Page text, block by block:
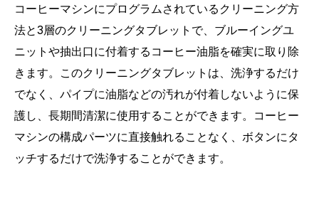
コーヒーマシンにプログラムされているクリーニング方
法と3層のクリーニングタブレットで、ブルーイングユ
ニットや抽出口に付着するコーヒー油脂を確実に取り除
きます。このクリーニングタブレットは、洗浄するだけ
でなく、パイプに油脂などの汚れが付着しないように保
護し、長期間清潔に使用することができます。コーヒー
マシンの構成パーツに直接触れることなく、ボタンにタ
ッチするだけで洗浄することができます。